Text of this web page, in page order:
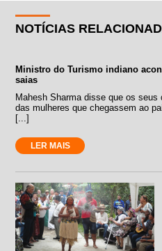
NOTÍCIAS
Ministro do Turismo indiano
saias
Mahesh Sharma disse que os
das mulheres que chegassem ao
[...]
LER MAIS